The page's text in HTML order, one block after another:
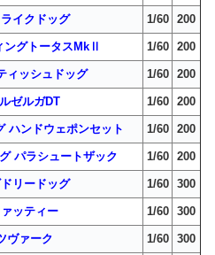
イクドッグ 1/60 200
ングトータスMkⅡ 1/60 200
ィッシュドッグ 1/60 200
ゼルガDT 1/60 200
ハンドウェポンセット 1/60 200
パラシュートザック 1/60 200
リードッグ 1/60 300
ッティー 1/60 300
ヴァーク 1/60 300